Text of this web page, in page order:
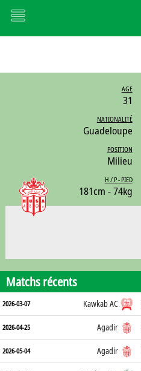
AGE
31
NATIONALITÉ
Guadeloupe
POSITION
Milieu
H / P - PIED
181cm - 74kg
Matchs récents
2026-03-07 Kawkab AC
2026-04-25 Agadir
2026-05-04 Agadir